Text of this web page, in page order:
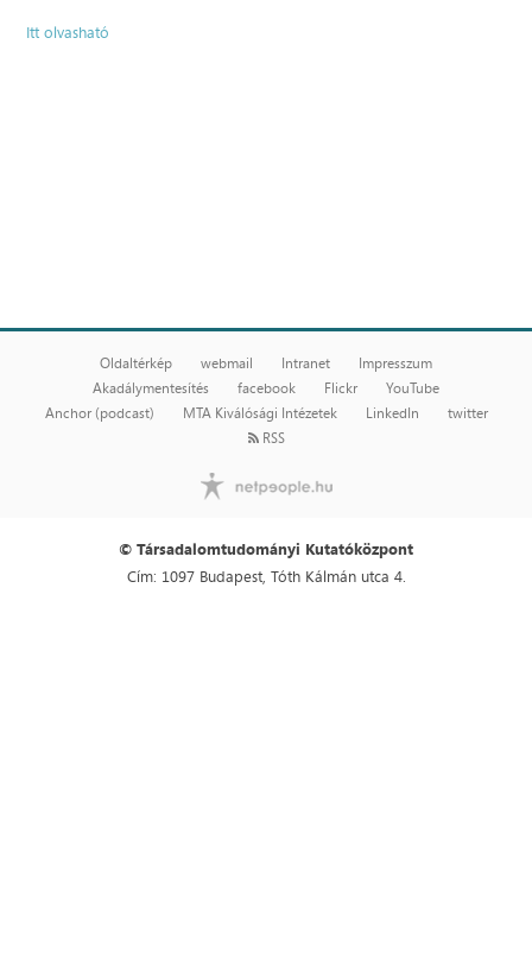
Itt olvasható
Oldaltérkép webmail Intranet
Impresszum
Akadálymentesítés
facebook Flickr
YouTube
Anchor (podcast)
MTA Kiválósági Intézetek LinkedIn
twitter
RSS
© Társadalomtudományi Kutatóközpont
Cím: 1097 Budapest, Tóth Kálmán utca 4.